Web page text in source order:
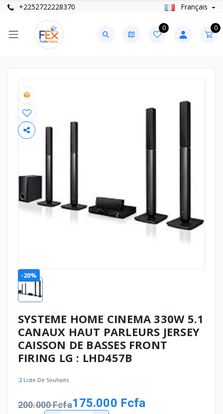
+2252722228370 Français
0 0
-20%
SYSTEME HOME CINEMA 330W 5.1
CANAUX HAUT PARLEURS JERSEY
CAISSON DE BASSES FRONT
FIRING LG : LHD457B
2 Liste De Souhaits
200.000 Fcfa175.000 Fcfa